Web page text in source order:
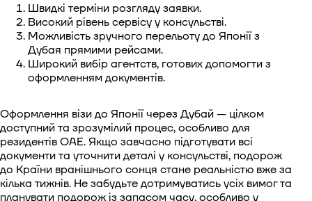
Швидкі терміни розгляду заявки.
Високий рівень сервісу у консульстві.
Можливість зручного перельоту до Японії з
Дубая прямими рейсами.
Широкий вибір агентств, готових допомогти з
оформленням документів.
Оформлення візи до Японії через Дубай — цілком
доступний та зрозумілий процес, особливо для
резидентів ОАЕ. Якщо завчасно підготувати всі
документи та уточнити деталі у консульстві, подорож
до Країни вранішнього сонця стане реальністю вже за
кілька тижнів. Не забудьте дотримуватись усіх вимог та
планувати подорож із запасом часу, особливо у